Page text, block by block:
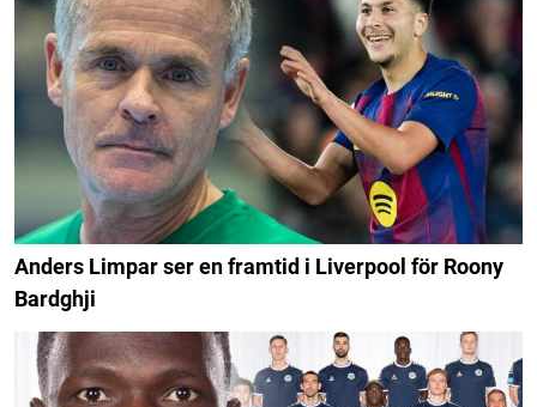
Anders Limpar ser en framtid i Liverpool för Roony
Bardghji